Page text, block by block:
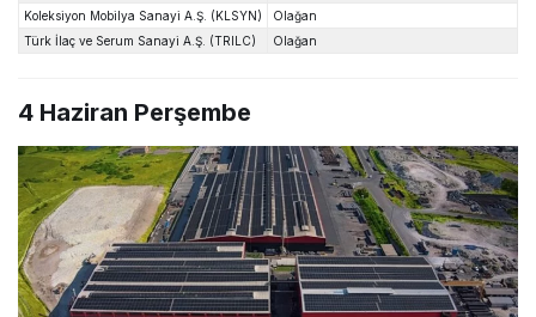
Koleksiyon Mobilya Sanayi A.Ş. (KLSYN)
Olağan
Türk İlaç ve Serum Sanayi A.Ş. (TRILC)
Olağan
4 Haziran Perşembe